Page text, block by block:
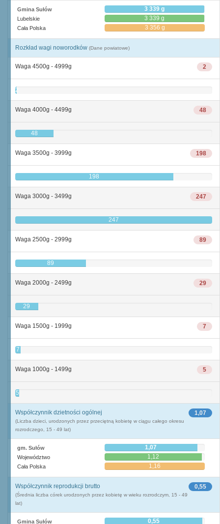
Gmina Sułów 3 339 g
Lubelskie 3 339 g
Cała Polska 3 356 g
Rozkład wagi noworodków (Dane powiatowe)
2
Waga 4500g - 4999g
2
48
Waga 4000g - 4499g
48
198
Waga 3500g - 3999g
198
247
Waga 3000g - 3499g
247
89
Waga 2500g - 2999g
89
29
Waga 2000g - 2499g
29
7
Waga 1500g - 1999g
7
5
Waga 1000g - 1499g
5
1,07
Współczynnik dzietności ogólnej
(Liczba dzieci, urodzonych przez przeciętną kobietę w ciągu całego okresu
rozrodczego, 15 - 49 lat)
gm. Sułów 1,07
Województwo 1,12
Cała Polska 1,16
0,55
Współczynnik reprodukcji brutto
(Średnia liczba córek urodzonych przez kobietę w wieku rozrodczym, 15 - 49
lat)
Gmina Sułów 0,55